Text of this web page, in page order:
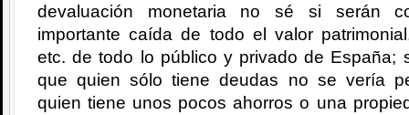
devaluación monetaria no sé si serán
importante caída de todo el valor
etc. de todo lo público y privado de España;
que quien sólo tiene deudas no se vería
quien tiene unos pocos ahorros o una